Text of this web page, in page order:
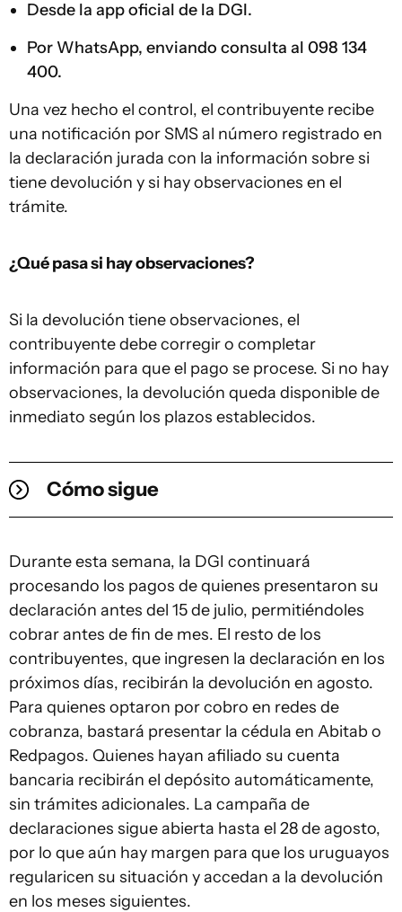
Desde la app oficial de la DGI.
Por WhatsApp, enviando consulta al 098 134
400.
Una vez hecho el control, el contribuyente recibe
una notificación por SMS al número registrado en
la declaración jurada con la información sobre si
tiene devolución y si hay observaciones en el
trámite.
¿Qué pasa si hay observaciones?
Si la devolución tiene observaciones, el
contribuyente debe corregir o completar
información para que el pago se procese. Si no hay
observaciones, la devolución queda disponible de
inmediato según los plazos establecidos.
Cómo sigue
Durante esta semana, la DGI continuará
procesando los pagos de quienes presentaron su
declaración antes del 15 de julio, permitiéndoles
cobrar antes de fin de mes. El resto de los
contribuyentes, que ingresen la declaración en los
próximos días, recibirán la devolución en agosto.
Para quienes optaron por cobro en redes de
cobranza, bastará presentar la cédula en Abitab o
Redpagos. Quienes hayan afiliado su cuenta
bancaria recibirán el depósito automáticamente,
sin trámites adicionales. La campaña de
declaraciones sigue abierta hasta el 28 de agosto,
por lo que aún hay margen para que los uruguayos
regularicen su situación y accedan a la devolución
en los meses siguientes.